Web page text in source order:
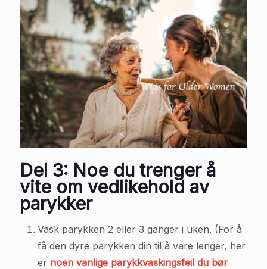
Del 3: Noe du trenger å
vite om vedlikehold av
parykker
Vask parykken 2 eller 3 ganger i uken. (For å
få den dyre parykken din til å vare lenger, her
er noen vanlige parykkvaskingsfeil du bør